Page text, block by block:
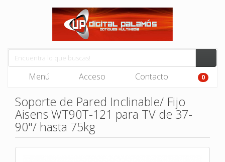
Menú Acceso Contacto 0
Soporte de Pared Inclinable/ Fijo
Aisens WT90T-121 para TV de 37-
90"/ hasta 75kg